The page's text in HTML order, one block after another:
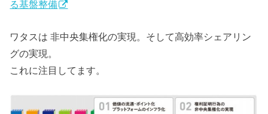
る基盤整備
ワタスは 非中央集権化の実現。そして高効率シェアリン
グの実現。
これに注目してます。